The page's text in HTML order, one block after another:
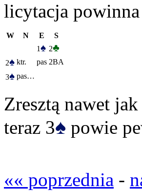
licytacja
W N E
S
1♠ 2♣
2♠ ktr. pas 2BA
3♠ pas…
Zresztą nawet
teraz 3♠ powie
«« poprzednia -